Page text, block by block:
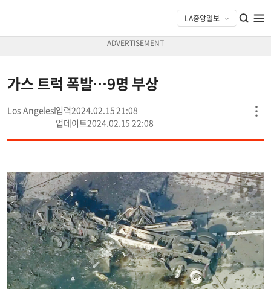
가스 트럭 폭발…9명 부상
Los Angeles
2024.02.15 21:08
2024.02.15 22:08